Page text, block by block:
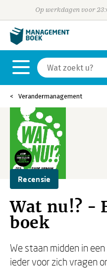
Op werkdagen voor
Verandermanagement
Recensie
Wat nu!? -
boek
We staan midden in
ieder voor zich vragen